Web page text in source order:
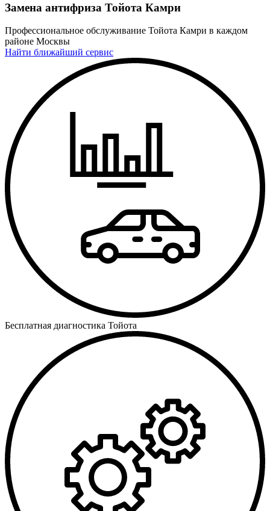
Замена антифриза Тойота Камри
Профессиональное обслуживание Тойота Камри в каждом
районе Москвы
Найти ближайший сервис
Бесплатная диагностика Тойота